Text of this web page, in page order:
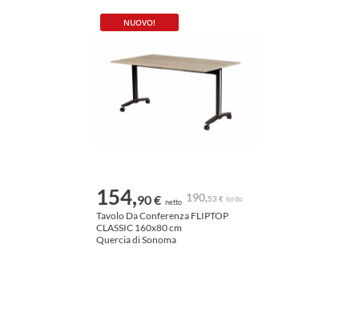
NUOVO!
154,90 € netto 190,53 € lordo
Tavolo Da Conferenza FLIPTOP
CLASSIC 160x80 cm
Quercia di Sonoma